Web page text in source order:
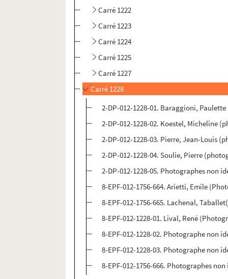
Carré 1222
Carré 1223
Carré 1224
Carré 1225
Carré 1227
Carré 1228
2-DP-012-1228-01. Baraggioni,
2-DP-012-1228-02. Koestel, Micheline
2-DP-012-1228-03. Pierre, Jean-Louis
2-DP-012-1228-04. Soulie, Pierre
2-DP-012-1228-05. Photographes non
8-EPF-012-1756-664. Arietti, Emile
8-EPF-012-1756-665. Lachenal,
8-EPF-012-1228-01. Lival, René
8-EPF-012-1228-02. Photographe non
8-EPF-012-1228-03. Photographe non
8-EPF-012-1756-666. Photographes